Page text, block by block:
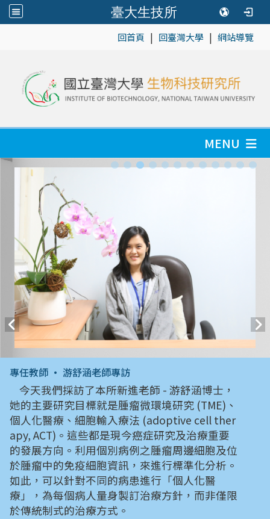
臺大生技所
回首頁 | 回臺灣大學 | 網站導覽
MENU
專任教師 • 游舒涵老師專訪
今天我們採訪了本所新進老師 - 游舒涵博士，
她的主要研究目標就是腫瘤微環境研究 (TME)、
個人化醫療、細胞輸入療法 (adoptive cell ther
apy, ACT)。這些都是現今癌症研究及治療重要
的發展方向。利用個別病例之腫瘤周邊細胞及位
於腫瘤中的免疫細胞資訊，來進行標準化分析。
如此，可以針對不同的病患進行「個人化醫
療」，為每個病人量身製訂治療方針，而非僅限
於傳統制式的治療方式。